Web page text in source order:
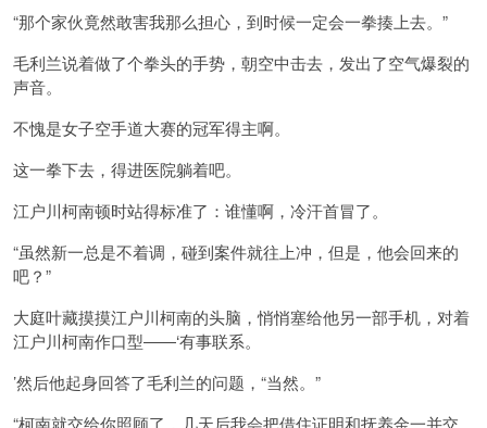
“那个家伙竟然敢害我那么担心，到时候一定会一拳揍上去。”
毛利兰说着做了个拳头的手势，朝空中击去，发出了空气爆裂的
声音。
不愧是女子空手道大赛的冠军得主啊。
这一拳下去，得进医院躺着吧。
江户川柯南顿时站得标准了：谁懂啊，冷汗首冒了。
“虽然新一总是不着调，碰到案件就往上冲，但是，他会回来的
吧？”
大庭叶藏摸摸江户川柯南的头脑，悄悄塞给他另一部手机，对着
江户川柯南作口型――‘有事联系。
’然后他起身回答了毛利兰的问题，“当然。”
“柯南就交给你照顾了，几天后我会把借住证明和抚养金一并交